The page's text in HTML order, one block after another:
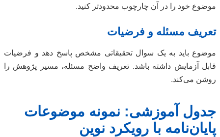
موضوع خود را در آن چارچوب محدودتر کنید.
تعریف مسئله و فرضیات
موضوع باید به یک سوال تحقیقاتی مشخص پاسخ دهد و فرضیات
قابل آزمایش داشته باشد. تعریف واضح مسئله، مسیر پژوهش را
روشن می‌کند.
جدول آموزشی: نمونه موضوعات
پایان‌نامه با رویکرد نوین